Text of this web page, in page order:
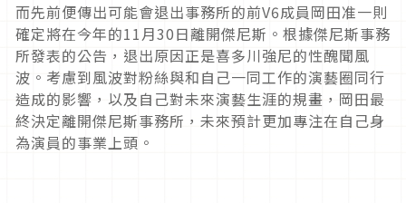
而先前便傳出可能會退出事務所的前V6成員岡田准一則
確定將在今年的11月30日離開傑尼斯。根據傑尼斯事務
所發表的公告，退出原因正是喜多川強尼的性醜聞風
波。考慮到風波對粉絲與和自己一同工作的演藝圈同行
造成的影響，以及自己對未來演藝生涯的規畫，岡田最
終決定離開傑尼斯事務所，未來預計更加專注在自己身
為演員的事業上頭。